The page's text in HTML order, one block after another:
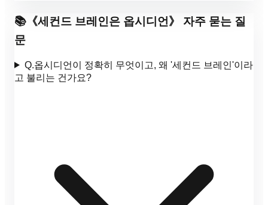
📚 《세컨드 브레인은 옵시디언 》 자주 묻는 질
문
Q.옵시디언이 정확히 무엇이고, 왜 '세컨드 브레인'이라
고 불리는 건가요?